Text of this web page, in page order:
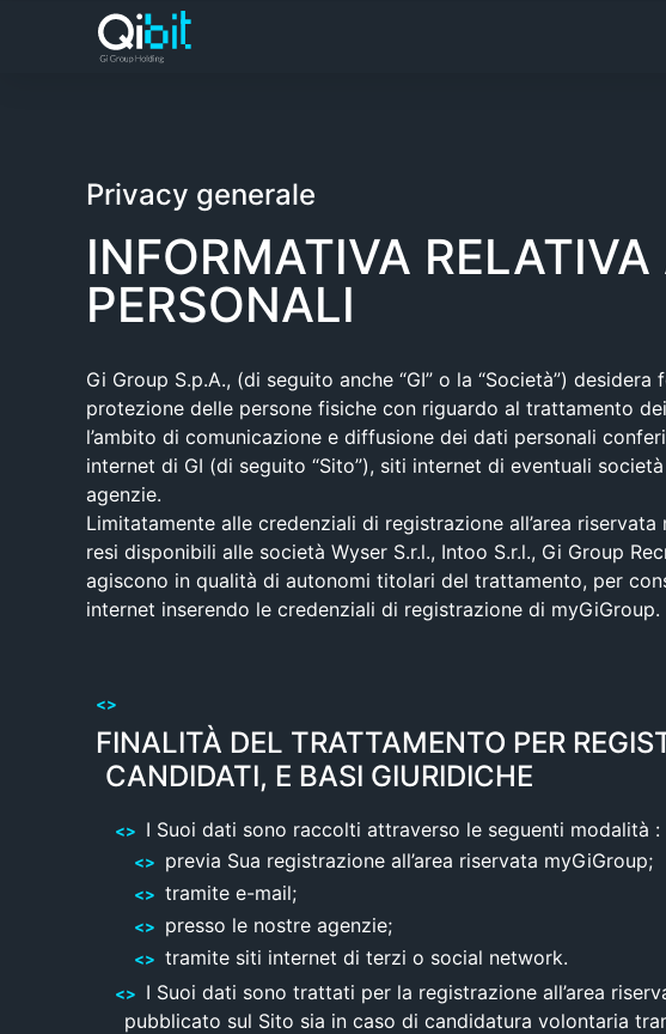
Privacy generale
INFORMATIVA
PERSONALI
Gi Group S.p.A., (di seguito anche “GI” o la “Società”)
protezione delle persone fisiche con riguardo al trattamento
l’ambito di comunicazione e diffusione dei dati personali
internet di GI (di seguito “Sito”), siti internet di eventuali
agenzie.
Limitatamente alle credenziali di registrazione all’area
resi disponibili alle società Wyser S.r.l., Intoo S.r.l., Gi Group
agiscono in qualità di autonomi titolari del trattamento, per
internet inserendo le credenziali di registrazione di myGiGroup.
FINALITÀ DEL TRATTAMENTO PER
CANDIDATI, E BASI GIURIDICHE
I Suoi dati sono raccolti attraverso le seguenti modalità :
previa Sua registrazione all’area riservata myGiGroup;
tramite e-mail;
presso le nostre agenzie;
tramite siti internet di terzi o social network.
I Suoi dati sono trattati per la registrazione all’area
pubblicato sul Sito sia in caso di candidatura volontaria